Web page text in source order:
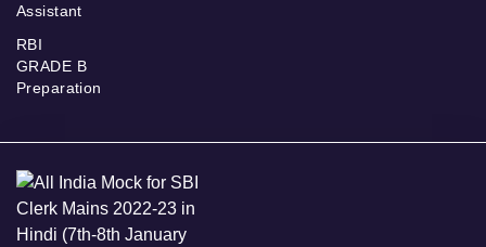
Assistant
RBI
GRADE B
Preparation